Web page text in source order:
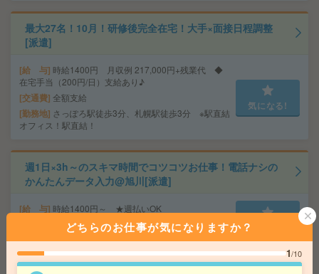
最大27名！10月！研修後完全在宅！大手×面接日程調整
[派遣]
給 与 時給1400円 月収例 217,000円+残業代 ◆
在宅手当（200円/日）支給あり♪
交通費 全額支給
勤務地 さっぽろ駅徒歩3分、札幌駅徒歩3分 ※駅直結
オフィス！駅直結！
気になる!
週1日×3h～のスキマ時間でコツコツお仕事！電話ナシの
かんたんデータ入力@旭川[派遣]
給 与 時給1400円～ ★週払いOK
「旭川駅」から徒歩5分 気になる!
【10月開始】直接雇用も！未経験でもOK！ゆったり事務
どちらのお仕事が気になりますか？
1/10